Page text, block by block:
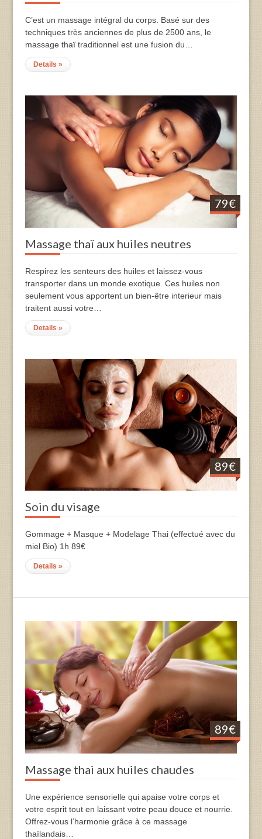
C’est un massage intégral du corps. Basé sur des
techniques très anciennes de plus de 2500 ans, le
massage thaï traditionnel est une fusion du…
Details »
79€
Massage thaï aux huiles neutres
Respirez les senteurs des huiles et laissez-vous
transporter dans un monde exotique. Ces huiles non
seulement vous apportent un bien-être interieur mais
traitent aussi votre…
Details »
89€
Soin du visage
Gommage + Masque + Modelage Thai (effectué avec du
miel Bio) 1h 89€
Details »
89€
Massage thai aux huiles chaudes
Une expérience sensorielle qui apaise votre corps et
votre esprit tout en laissant votre peau douce et nourrie.
Offrez-vous l’harmonie grâce à ce massage
thaïlandais…